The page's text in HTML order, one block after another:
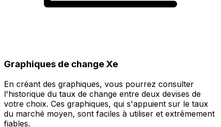
Graphiques de change Xe
En créant des graphiques, vous pourrez consulter
l'historique du taux de change entre deux devises de
votre choix. Ces graphiques, qui s'appuient sur le taux
du marché moyen, sont faciles à utiliser et extrêmement
fiables.